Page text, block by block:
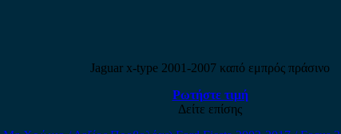
Jaguar x-type 2001-2007 καπό εμπρός πράσινο
Ρωτήστε τιμή
Δείτε επίσης